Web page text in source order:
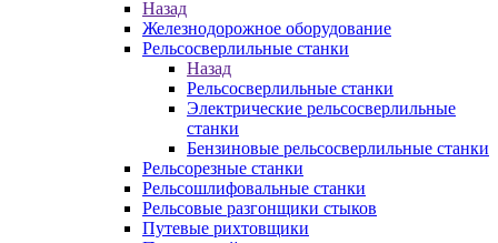
Назад
Железнодорожное оборудование
Рельсосверлильные станки
Назад
Рельсосверлильные станки
Электрические рельсосверлильные
станки
Бензиновые рельсосверлильные станки
Рельсорезные станки
Рельсошлифовальные станки
Рельсовые разгонщики стыков
Путевые рихтовщики